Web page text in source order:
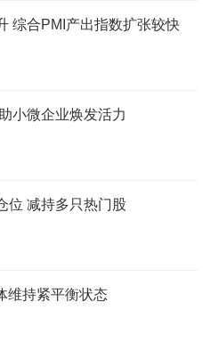
综合PMI产出指数扩张较快
小微企业焕发活力
位 减持多只热门股
维持紧平衡状态